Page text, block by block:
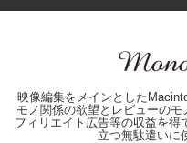
映像編集をメインとした
モノ関係の欲望とレビューの
フィリエイト広告等の収益を
立つ無駄遣いに